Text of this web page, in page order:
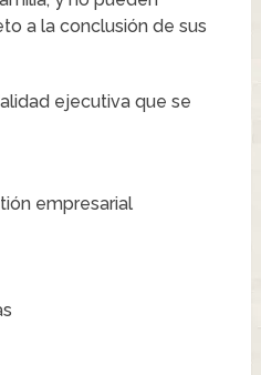
a la conclusión de sus
ejecutiva que se
empresarial